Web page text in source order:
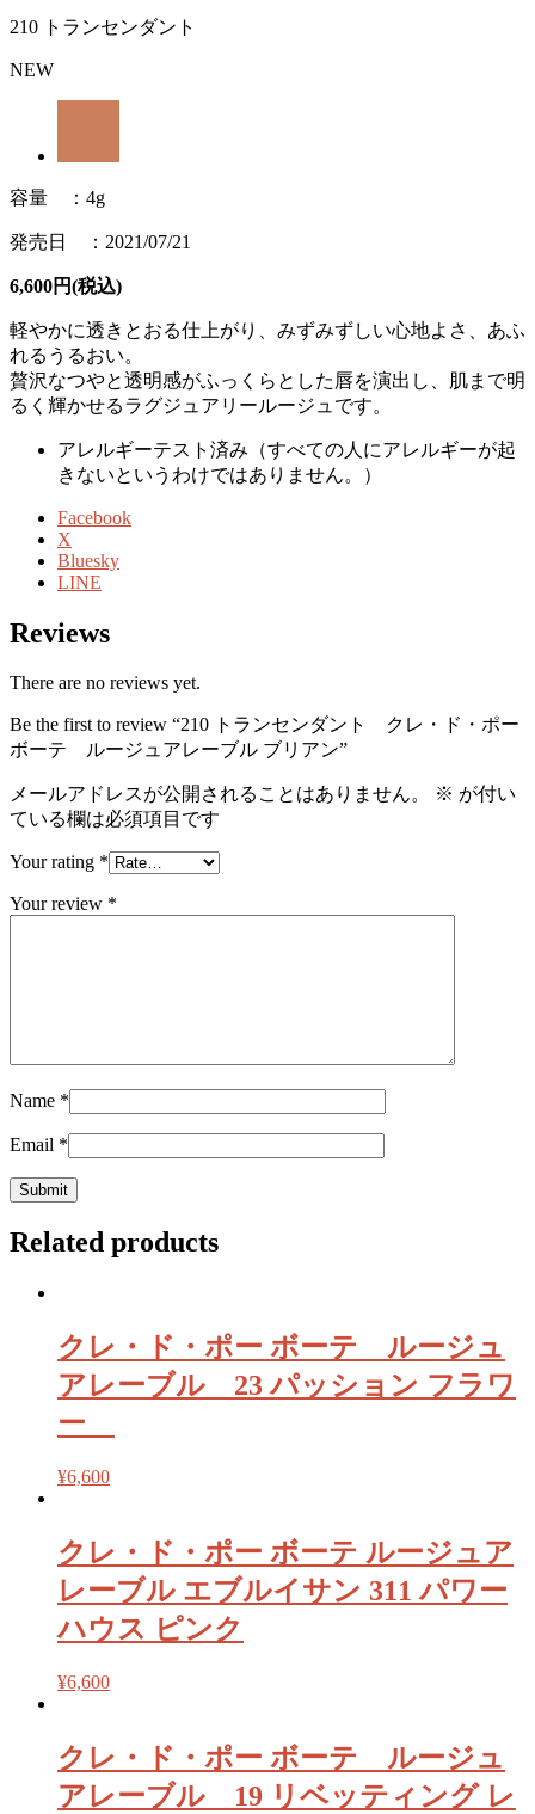
210 トランセンダント
NEW
容量 ：4g
発売日 ：2021/07/21
6,600円(税込)
軽やかに透きとおる仕上がり、みずみずしい心地よさ、あふ
れるうるおい。
贅沢なつやと透明感がふっくらとした唇を演出し、肌まで明
るく輝かせるラグジュアリールージュです。
アレルギーテスト済み（すべての人にアレルギーが起
きないというわけではありません。）
Facebook
X
Bluesky
LINE
Reviews
There are no reviews yet.
Be the first to review “210 トランセンダント クレ・ド・ポー
ボーテ ルージュアレーブル ブリアン”
メールアドレスが公開されることはありません。 ※ が付い
ている欄は必須項目です
Your rating *
Your review *
Name *
Email *
Related products
クレ・ド・ポー ボーテ ルージュ
アレーブル 23 パッション フラワ
ー
¥6,600
クレ・ド・ポー ボーテ ルージュア
レーブル エブルイサン 311 パワー
ハウス ピンク
¥6,600
クレ・ド・ポー ボーテ ルージュ
アレーブル 19 リベッティング レ